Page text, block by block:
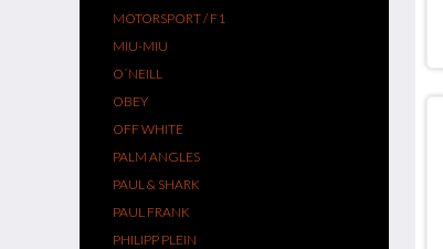
MOTORSPORT / F1
MIU-MIU
O´NEILL
OBEY
OFF WHITE
PALM ANGLES
PAUL & SHARK
PAUL FRANK
PHILIPP PLEIN